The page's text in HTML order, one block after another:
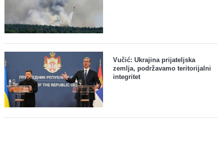
Vučić: Ukrajina prijateljska
zemlja, podržavamo teritorijalni
integritet